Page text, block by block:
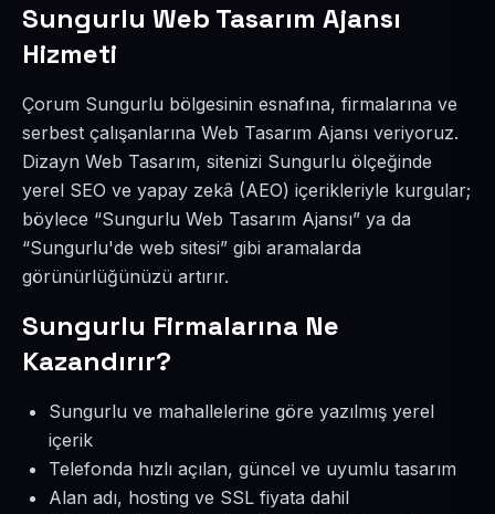
Sungurlu Web Tasarım Ajansı
Hizmeti
Çorum Sungurlu bölgesinin esnafına, firmalarına ve
serbest çalışanlarına Web Tasarım Ajansı veriyoruz.
Dizayn Web Tasarım, sitenizi Sungurlu ölçeğinde
yerel SEO ve yapay zekâ (AEO) içerikleriyle kurgular;
böylece “Sungurlu Web Tasarım Ajansı” ya da
“Sungurlu'de web sitesi” gibi aramalarda
görünürlüğünüzü artırır.
Sungurlu Firmalarına Ne
Kazandırır?
Sungurlu ve mahallelerine göre yazılmış yerel
içerik
Telefonda hızlı açılan, güncel ve uyumlu tasarım
Alan adı, hosting ve SSL fiyata dahil